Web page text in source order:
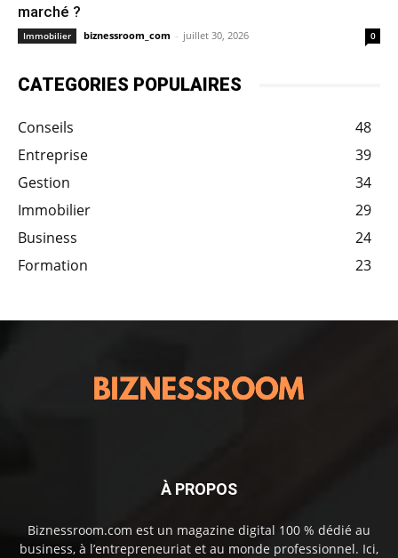
marché ?
Immobilier biznessroom_com - juillet 30, 2026 0
CATEGORIES POPULAIRES
Conseils
48
Entreprise
39
Gestion
34
Immobilier
29
Business
24
Formation
23
À PROPOS
Biznessroom.com est un magazine digital 100 % dédié au
business, à l’entrepreneuriat et au monde professionnel. Ici,